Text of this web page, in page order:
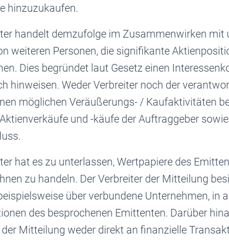
hinzuzukaufen.
handelt demzufolge im Zusammenwirken
weiteren Personen, die signifikante
Dies begründet laut Gesetz einen
hinweisen. Weder Verbreiter noch der
möglichen Veräußerungs- / Kaufaktivitäten
und -käufe der Auftraggeber
hat es zu unterlassen, Wertpapiere des
zu handeln. Der Verbreiter der Mitteilung
über verbundene Unternehmen, in
des besprochenen Emittenten. Darüber
Mitteilung weder direkt an finanzielle